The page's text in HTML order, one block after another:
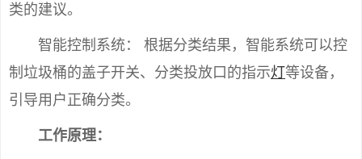
类的建议。
智能控制系统： 根据分类结果，智能系统可以控
制垃圾桶的盖子开关、分类投放口的指示灯等设备，
引导用户正确分类。
工作原理：